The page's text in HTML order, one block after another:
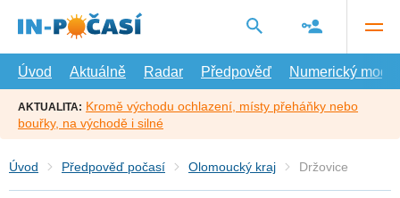
hlavní
Úvod
Aktuálně Radar Předpověď Numerický model
AKTUALITA: Kromě východu ochlazení, místy přeháňky nebo
bouřky, na východě i silné
Úvod Předpověď počasí Olomoucký kraj Držovice